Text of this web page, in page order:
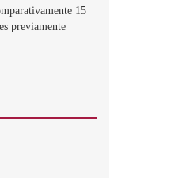
15
previamente